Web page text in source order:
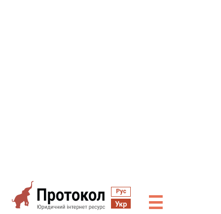
Рус
Укр ☰